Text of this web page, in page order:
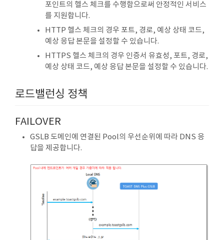
포인트의 헬스 체크를 수행함으로써 안정적인 서비스
를 지원합니다.
HTTP 헬스 체크의 경우 포트, 경로, 예상 상태 코드,
예상 응답 본문을 설정할 수 있습니다.
HTTPS 헬스 체크의 경우 인증서 유효성, 포트, 경로,
예상 상태 코드, 예상 응답 본문을 설정할 수 있습니다.
로드밸런싱 정책
FAILOVER
GSLB 도메인에 연결된 Pool의 우선순위에 따라 DNS 응
답을 제공합니다.